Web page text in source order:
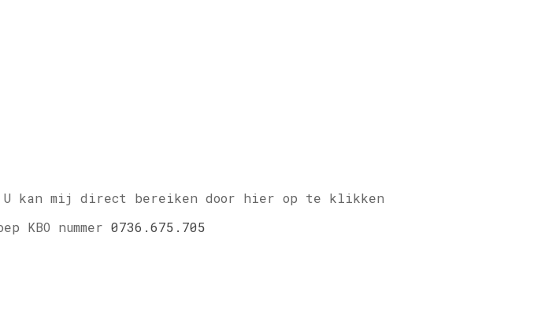
U kan mij direct bereiken door hier op te klikken
KBO nummer 0736.675.705